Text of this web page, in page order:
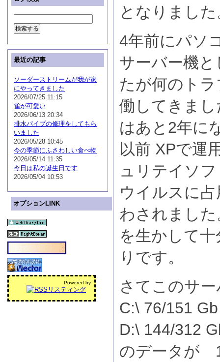
となりました
4年前にパソ
サーバー機
たが何のト
働してきま
はあと2年に
以前 XPで運
ュリテイソ
ウイルスに
わされまし
を生かして
りです。
さてこのサ
C:\ 76/151 Gb
D:\ 144/312
のデータが
最近の記事
ソーダーストリームが我が家
にやってきました
2026/07/25 11:15
雀が可愛い
2026/06/13 20:34
排水パイプの修理をしてもら
いました
2026/05/28 10:45
今の季節にふさわしい食べ物
2026/05/14 11:35
今日は私の誕生日です
2026/05/04 10:53
オプションLINK
Powered by